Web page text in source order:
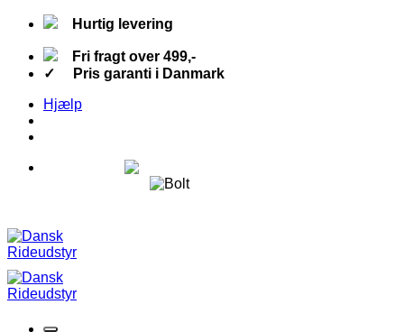
Fortsæt
indhold
Hurtig levering
Fri fragt over 499,-
✓ Pris garanti i Danmark
Hjælp
Hurtig levering